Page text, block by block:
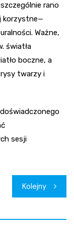
rano
korzystne—
Ważne,
światła
boczne, a
twarzy i
sesji
Kolejny